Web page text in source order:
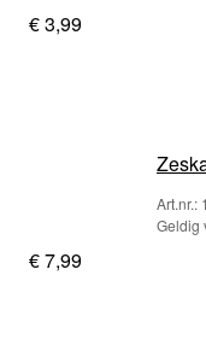
€ 3,99
Art.nr.:
Geldig
€ 7,99